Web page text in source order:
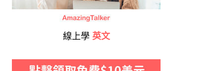
線上學 英文